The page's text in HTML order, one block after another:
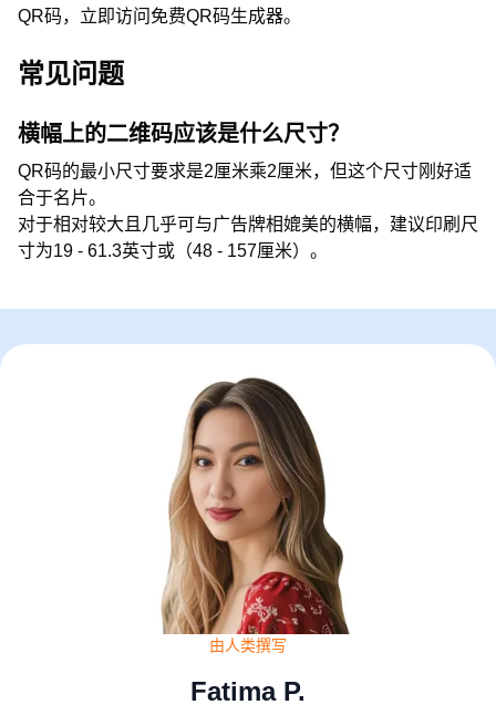
QR码，立即访问免费QR码生成器。
常见问题
横幅上的二维码应该是什么尺寸？
QR码的最小尺寸要求是2厘米乘2厘米，但这个尺寸刚好适
合于名片。
对于相对较大且几乎可与广告牌相媲美的横幅，建议印刷尺
寸为19 - 61.3英寸或（48 - 157厘米）。
由人类撰写
Fatima P.